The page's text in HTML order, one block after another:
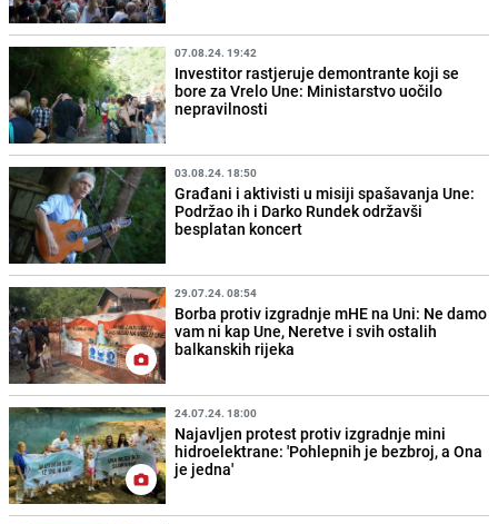
07.08.24. 19:42
Investitor rastjeruje demontrante koji se
bore za Vrelo Une: Ministarstvo uočilo
nepravilnosti
03.08.24. 18:50
Građani i aktivisti u misiji spašavanja Une:
Podržao ih i Darko Rundek održavši
besplatan koncert
29.07.24. 08:54
Borba protiv izgradnje mHE na Uni: Ne damo
vam ni kap Une, Neretve i svih ostalih
balkanskih rijeka
24.07.24. 18:00
Najavljen protest protiv izgradnje mini
hidroelektrane: 'Pohlepnih je bezbroj, a Ona
je jedna'